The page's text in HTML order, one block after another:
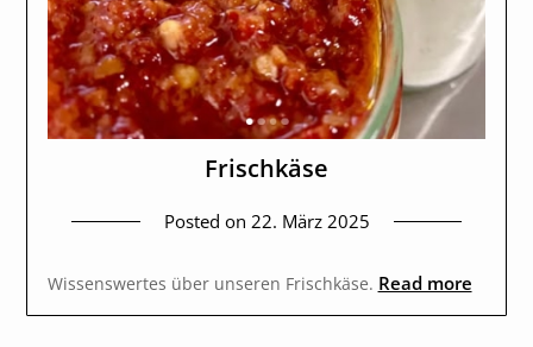
Frischkäse
Posted on 22. März 2025
Wissenswertes über unseren Frischkäse. Read more